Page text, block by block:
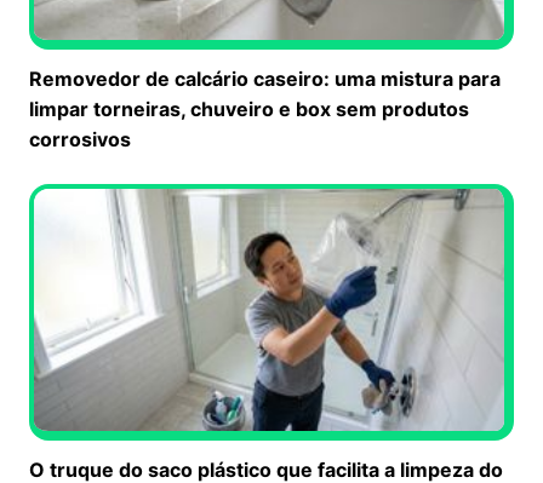
Removedor de calcário caseiro: uma mistura para
limpar torneiras, chuveiro e box sem produtos
corrosivos
O truque do saco plástico que facilita a limpeza do